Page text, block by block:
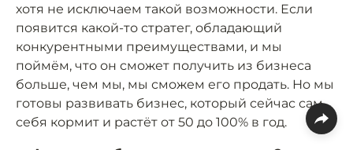
хотя не исключаем такой возможности. Если
появится какой-то стратег, обладающий
конкурентными преимуществами, и мы
поймём, что он сможет получить из бизнеса
больше, чем мы, мы сможем его продать. Но мы
готовы развивать бизнес, который сейчас сам
себя кормит и растёт от 50 до 100% в год.